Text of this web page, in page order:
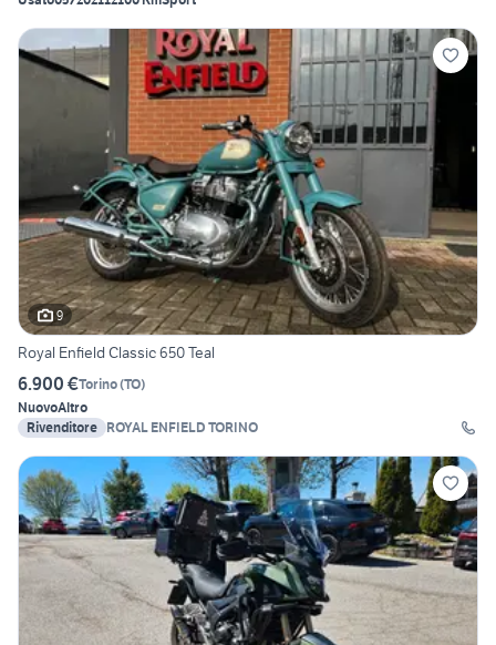
9
Royal Enfield Classic 650 Teal
6.900 €Torino(TO)
NuovoAltro
Rivenditore ROYAL ENFIELD TORINO